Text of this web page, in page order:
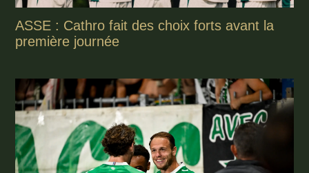
ASSE : Cathro fait des choix forts avant la
première journée